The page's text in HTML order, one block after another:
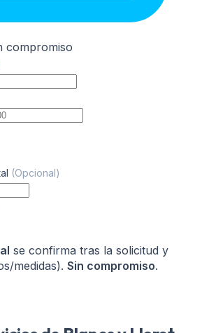
cm)
cm)
compromiso
(Opcional)
se confirma tras la solicitud y
medidas). Sin compromiso.